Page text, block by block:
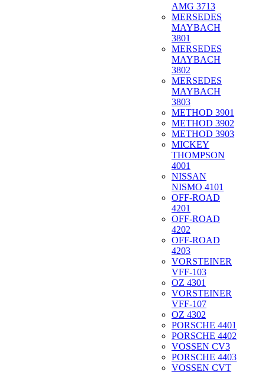
AMG 3713
MERSEDES
MAYBACH
3801
MERSEDES
MAYBACH
3802
MERSEDES
MAYBACH
3803
METHOD 3901
METHOD 3902
METHOD 3903
MICKEY
THOMPSON
4001
NISSAN
NISMO 4101
OFF-ROAD
4201
OFF-ROAD
4202
OFF-ROAD
4203
VORSTEINER
VFF-103
OZ 4301
VORSTEINER
VFF-107
OZ 4302
PORSCHE 4401
PORSCHE 4402
VOSSEN CV3
PORSCHE 4403
VOSSEN CVT